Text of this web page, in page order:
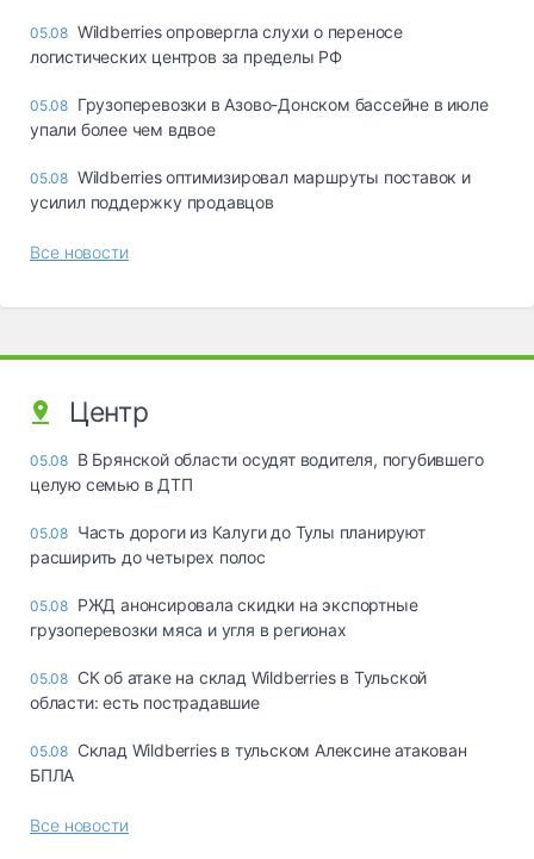
05.08 Wildberries опровергла слухи о переносе
логистических центров за пределы РФ
05.08 Грузоперевозки в Азово-Донском бассейне в июле
упали более чем вдвое
05.08 Wildberries оптимизировал маршруты поставок и
усилил поддержку продавцов
Все новости
Центр
05.08 В Брянской области осудят водителя, погубившего
целую семью в ДТП
05.08 Часть дороги из Калуги до Тулы планируют
расширить до четырех полос
05.08 РЖД анонсировала скидки на экспортные
грузоперевозки мяса и угля в регионах
05.08 СК об атаке на склад Wildberries в Тульской
области: есть пострадавшие
05.08 Склад Wildberries в тульском Алексине атакован
БПЛА
Все новости